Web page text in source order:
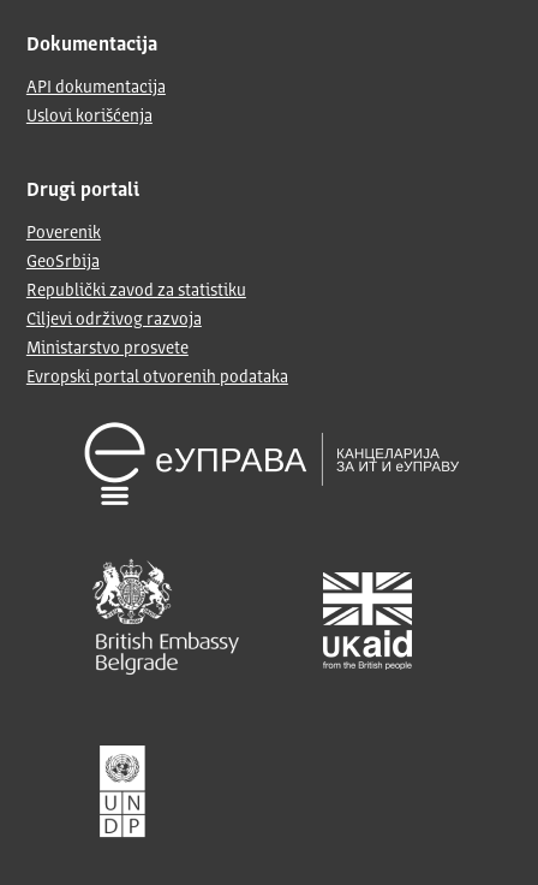
Dokumentacija
API dokumentacija
Uslovi korišćenja
Drugi portali
Poverenik
GeoSrbija
Republički zavod za statistiku
Ciljevi održivog razvoja
Ministarstvo prosvete
Evropski portal otvorenih podataka